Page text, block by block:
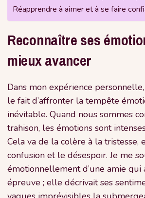
Réapprendre à aimer et à se faire
Reconnaître ses
mieux avancer
Dans mon expérience personnelle,
le fait d’affronter la tempête
inévitable. Quand nous sommes
trahison, les émotions sont
Cela va de la colère à la tristesse,
confusion et le désespoir. Je me
émotionnellement d’une amie qui
épreuve ; elle décrivait ses